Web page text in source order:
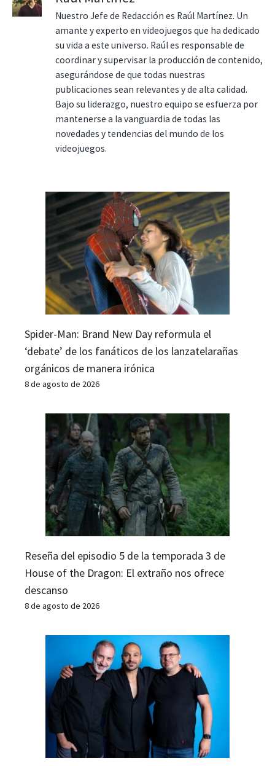
Nuestro Jefe de Redacción es Raúl Martínez. Un
amante y experto en videojuegos que ha dedicado
su vida a este universo. Raúl es responsable de
coordinar y supervisar la producción de contenido,
asegurándose de que todas nuestras
publicaciones sean relevantes y de alta calidad.
Bajo su liderazgo, nuestro equipo se esfuerza por
mantenerse a la vanguardia de todas las
novedades y tendencias del mundo de los
videojuegos.
Spider-Man: Brand New Day reformula el
‘debate’ de los fanáticos de los lanzatelarañas
orgánicos de manera irónica
8 de agosto de 2026
Reseña del episodio 5 de la temporada 3 de
House of the Dragon: El extraño nos ofrece
descanso
8 de agosto de 2026